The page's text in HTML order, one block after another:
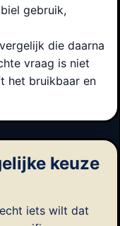
gebruik,
die daarna
vraag is niet
het bruikbaar en
keuze
iets wilt dat